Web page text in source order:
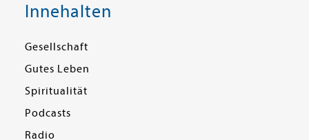
Innehalten
Gesellschaft
Gutes Leben
Spiritualität
Podcasts
Radio